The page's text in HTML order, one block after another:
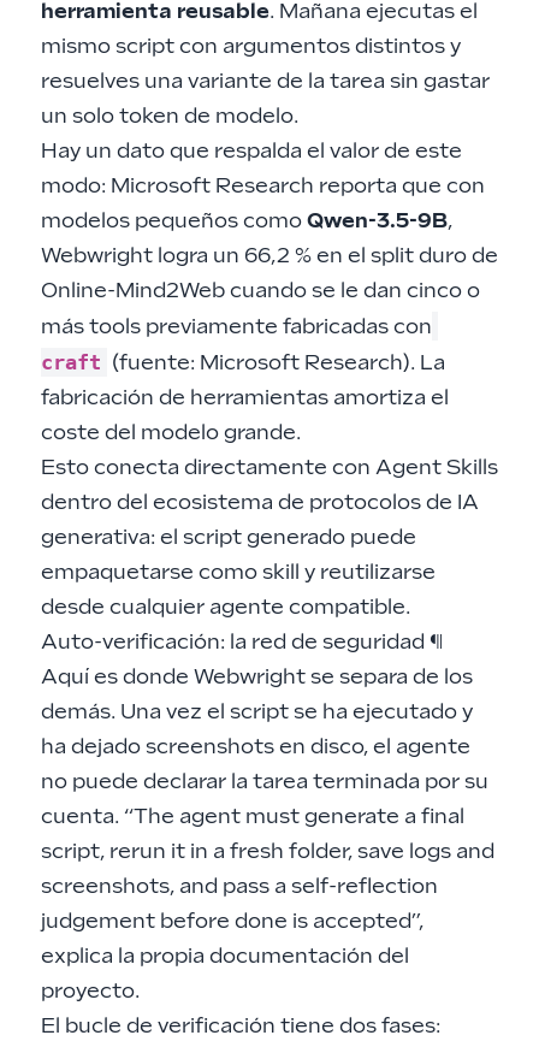
herramienta reusable. Mañana ejecutas el
mismo script con argumentos distintos y
resuelves una variante de la tarea sin gastar
un solo token de modelo.
Hay un dato que respalda el valor de este
modo: Microsoft Research reporta que con
modelos pequeños como Qwen-3.5-9B,
Webwright logra un 66,2 % en el split duro de
Online-Mind2Web cuando se le dan cinco o
más tools previamente fabricadas con
craft (fuente: Microsoft Research). La
fabricación de herramientas amortiza el
coste del modelo grande.
Esto conecta directamente con Agent Skills
dentro del ecosistema de protocolos de IA
generativa: el script generado puede
empaquetarse como skill y reutilizarse
desde cualquier agente compatible.
Auto-verificación: la red de seguridad ¶
Aquí es donde Webwright se separa de los
demás. Una vez el script se ha ejecutado y
ha dejado screenshots en disco, el agente
no puede declarar la tarea terminada por su
cuenta. “The agent must generate a final
script, rerun it in a fresh folder, save logs and
screenshots, and pass a self-reflection
judgement before done is accepted”,
explica la propia documentación del
proyecto.
El bucle de verificación tiene dos fases: